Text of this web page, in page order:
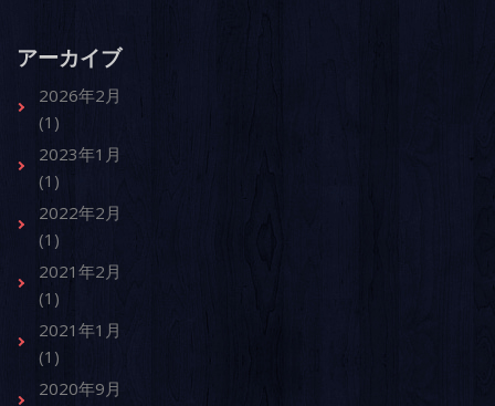
アーカイブ
2026年2月
(1)
2023年1月
(1)
2022年2月
(1)
2021年2月
(1)
2021年1月
(1)
2020年9月